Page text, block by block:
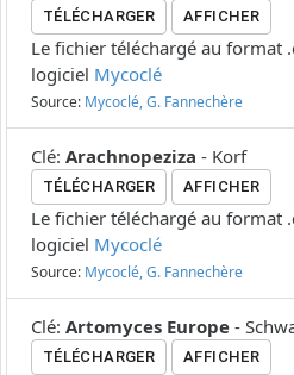
TÉLÉCHARGER AFFICHER
Le fichier téléchargé au format
logiciel Mycoclé
Source: Mycoclé, G. Fannechère
Clé: Arachnopeziza - Korf
TÉLÉCHARGER AFFICHER
Le fichier téléchargé au format
logiciel Mycoclé
Source: Mycoclé, G. Fannechère
Clé: Artomyces Europe -
TÉLÉCHARGER AFFICHER